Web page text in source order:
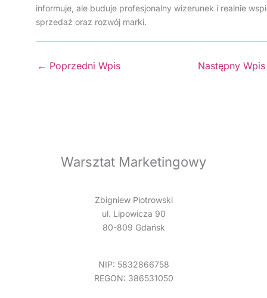
informuje, ale buduje profesjonalny wizerunek i realnie
sprzedaż oraz rozwój marki.
← Poprzedni Wpis Następny
Warsztat Marketingowy
Zbigniew Piotrowski
ul. Lipowicza 90
80-809 Gdańsk
NIP: 5832866758
REGON: 386531050